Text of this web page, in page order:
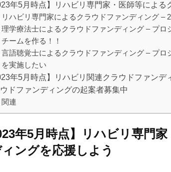
年5月時点】リハビリ専門家・医師等によ
リハビリ専門家によるクラウドファンディング –
理学療法士によるクラウドファンディング – プ
チームを作る！！
言語聴覚士によるクラウドファンディング – プ
を実施したい
年5月時点】リハビリ関連クラウドファン
ドファンディングの起案者募集中
関連
年5月時点】リハビリ専門
ングを応援しよう